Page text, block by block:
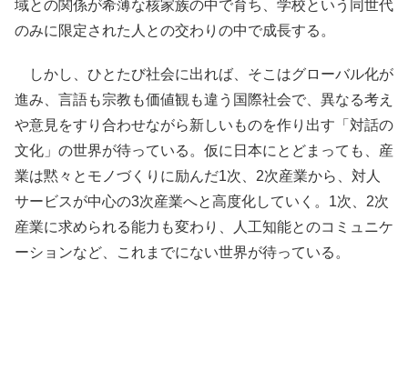
域との関係が希薄な核家族の中で育ち、学校という同世代
のみに限定された人との交わりの中で成長する。
しかし、ひとたび社会に出れば、そこはグローバル化が
進み、言語も宗教も価値観も違う国際社会で、異なる考え
や意見をすり合わせながら新しいものを作り出す「対話の
文化」の世界が待っている。仮に日本にとどまっても、産
業は黙々とモノづくりに励んだ1次、2次産業から、対人
サービスが中心の3次産業へと高度化していく。1次、2次
産業に求められる能力も変わり、人工知能とのコミュニケ
ーションなど、これまでにない世界が待っている。